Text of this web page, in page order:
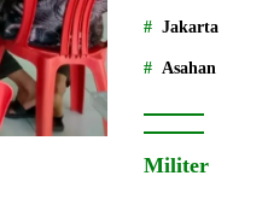
Jakarta
Asahan
Militer